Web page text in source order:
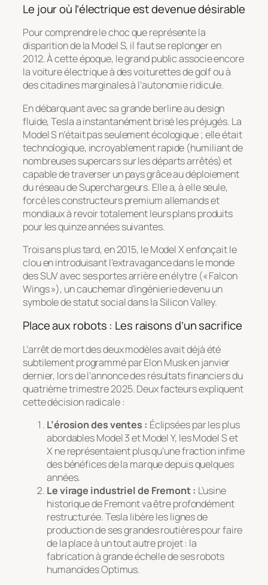
Le jour où l’électrique est devenue désirable
Pour comprendre le choc que représente la
disparition de la Model S, il faut se replonger en
2012. À cette époque, le grand public associe encore
la voiture électrique à des voiturettes de golf ou à
des citadines marginales à l’autonomie ridicule.
En débarquant avec sa grande berline au design
fluide, Tesla a instantanément brisé les préjugés. La
Model S n’était pas seulement écologique ; elle était
technologique, incroyablement rapide (humiliant de
nombreuses supercars sur les départs arrêtés) et
capable de traverser un pays grâce au déploiement
du réseau de Superchargeurs. Elle a, à elle seule,
forcé les constructeurs premium allemands et
mondiaux à revoir totalement leurs plans produits
pour les quinze années suivantes.
Trois ans plus tard, en 2015, le Model X enfonçait le
clou en introduisant l’extravagance dans le monde
des SUV avec ses portes arrière en élytre (« Falcon
Wings »), un cauchemar d’ingénierie devenu un
symbole de statut social dans la Silicon Valley.
Place aux robots : Les raisons d’un sacrifice
L’arrêt de mort des deux modèles avait déjà été
subtilement programmé par Elon Musk en janvier
dernier, lors de l’annonce des résultats financiers du
quatrième trimestre 2025. Deux facteurs expliquent
cette décision radicale :
L’érosion des ventes : Éclipsées par les plus
abordables Model 3 et Model Y, les Model S et
X ne représentaient plus qu’une fraction infime
des bénéfices de la marque depuis quelques
années.
Le virage industriel de Fremont : L’usine
historique de Fremont va être profondément
restructurée. Tesla libère les lignes de
production de ses grandes routières pour faire
de la place à un tout autre projet : la
fabrication à grande échelle de ses robots
humanoïdesOptimus.